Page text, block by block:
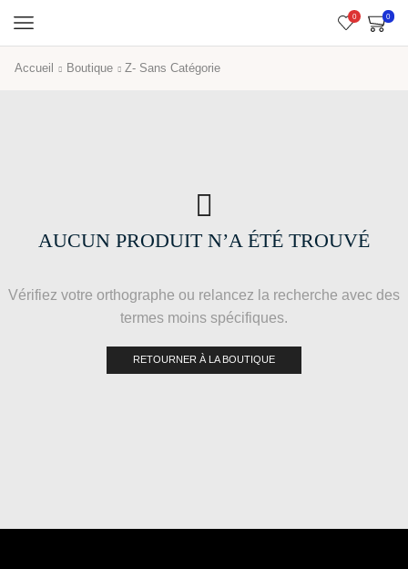
0 0
Accueil Boutique Z- Sans Catégorie
AUCUN PRODUIT N’A ÉTÉ TROUVÉ
Vérifiez votre orthographe ou relancez la recherche avec des
termes moins spécifiques.
RETOURNER À LA BOUTIQUE